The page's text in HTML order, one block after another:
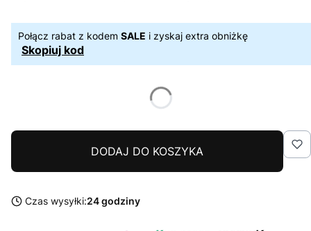
Połącz rabat z kodem SALE i zyskaj extra obniżkę
Skopiuj kod
DODAJ DO KOSZYKA
Czas wysyłki:24 godziny